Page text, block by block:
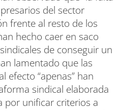
del sector
frente al resto de los
hecho caer en saco
de conseguir un
lamentado que las
efecto “apenas” han
sindical elaborada
por unificar criterios a